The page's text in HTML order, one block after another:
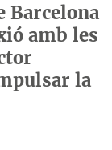
Barcelona
amb les
la